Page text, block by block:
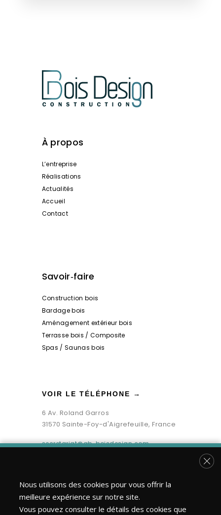
À propos
L’entreprise
Réalisations
Actualités
Accueil
Contact
Savoir‑faire
Construction bois
Bardage bois
Aménagement extérieur bois
Terrasse bois / Composite
Spas / Saunas bois
VOIR LE TÉLÉPHONE →
6 Av. Roland Garros
31570 Sainte-Foy-d'Aigrefeuille, France
secretariat@gb-boisdesign.com
Nous utilisons des cookies pour vous offrir la
meilleure expérience sur notre site.
Vous pouvez consulter le détails des cookies que